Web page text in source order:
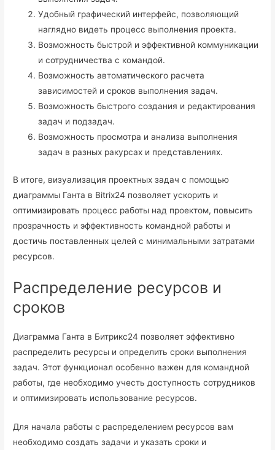
Удобный графический интерфейс, позволяющий
наглядно видеть процесс выполнения проекта.
Возможность быстрой и эффективной коммуникации
и сотрудничества с командой.
Возможность автоматического расчета
зависимостей и сроков выполнения задач.
Возможность быстрого создания и редактирования
задач и подзадач.
Возможность просмотра и анализа выполнения
задач в разных ракурсах и представлениях.
В итоге, визуализация проектных задач с помощью
диаграммы Ганта в Bitrix24 позволяет ускорить и
оптимизировать процесс работы над проектом, повысить
прозрачность и эффективность командной работы и
достичь поставленных целей с минимальными затратами
ресурсов.
Распределение ресурсов и
сроков
Диаграмма Ганта в Битрикс24 позволяет эффективно
распределить ресурсы и определить сроки выполнения
задач. Этот функционал особенно важен для командной
работы, где необходимо учесть доступность сотрудников
и оптимизировать использование ресурсов.
Для начала работы с распределением ресурсов вам
необходимо создать задачи и указать сроки и